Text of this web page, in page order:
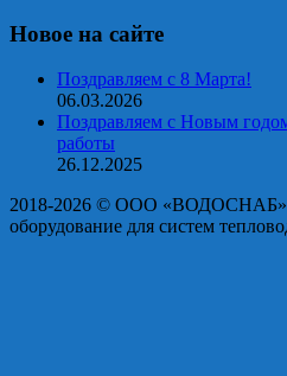
Новое на сайте
Поздравляем с 8 Марта!
06.03.2026
Поздравляем с Новым
работы
26.12.2025
2018-2026 © OOO «ВОДОСНАБ»:
оборудование для систем